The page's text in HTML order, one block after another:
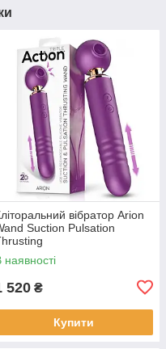
вібратор Arion
Suction Pulsation
наявності
520 ₴
Купити